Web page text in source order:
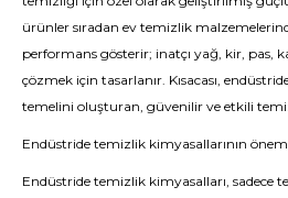
ürünler sıradan ev temizlik
performans gösterir; inatçı yağ, kir, pas,
çözmek için tasarlanır. Kısacası,
temelini oluşturan, güvenilir ve etkili
Endüstride temizlik kimyasallarının
Endüstride temizlik kimyasalları, sadece